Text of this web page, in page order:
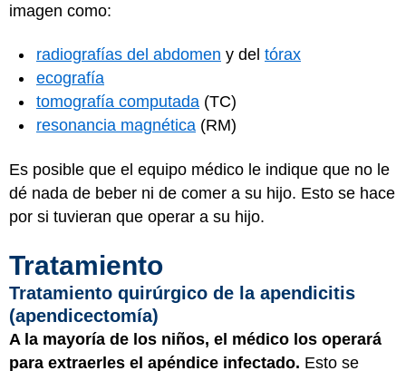
imagen como:
radiografías del abdomen y del tórax
ecografía
tomografía computada (TC)
resonancia magnética (RM)
Es posible que el equipo médico le indique que no le
dé nada de beber ni de comer a su hijo. Esto se hace
por si tuvieran que operar a su hijo.
Tratamiento
Tratamiento quirúrgico de la apendicitis
(apendicectomía)
A la mayoría de los niños, el médico los operará
para extraerles el apéndice infectado. Esto se